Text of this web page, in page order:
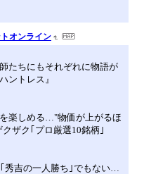
オンライン
たちにもそれぞれに物語が
ントレス』
楽しめる…"物価が上がるほ
ザク｢プロ厳選10銘柄｣
秀吉の一人勝ち｣でもない…